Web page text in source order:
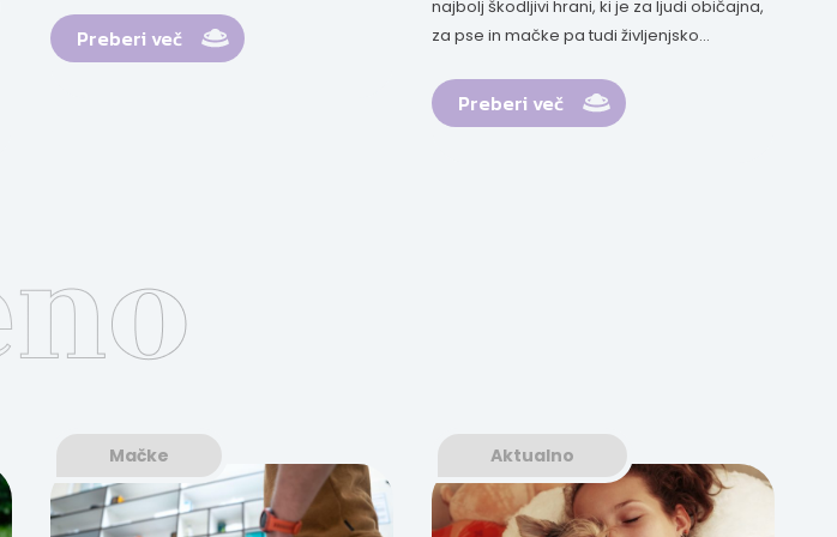
Preberi več
najbolj škodljivi hrani, ki je za ljudi običajna,
za pse in mačke pa tudi življenjsko...
Preberi več
Mačke Aktualno